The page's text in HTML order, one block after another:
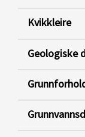
Kvikkleire
Geologiske